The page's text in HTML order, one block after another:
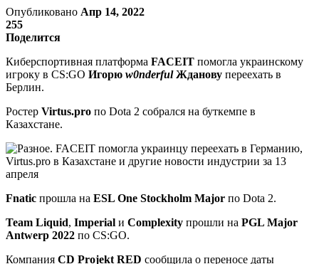
Опубликовано Апр 14, 2022
255
Поделится
Киберспортивная платформа FACEIT помогла украинскому
игроку в CS:GO Игорю w0nderfulЖданову переехать в
Берлин.
Ростер Virtus.pro по Dota 2 собрался на буткемпе в
Казахстане.
Fnatic прошла на ESL One Stockholm Major по Dota 2.
Team Liquid, Imperial и Complexity прошли на PGL Major
Antwerp 2022 по CS:GO.
Компания CD Projekt RED сообщила о переносе даты